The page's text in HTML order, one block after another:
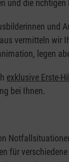
und die
und
vermitteln wir
legen
exklusive Erste-
bei Ihnen.
für